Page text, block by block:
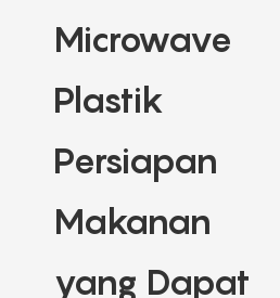
Microwave
Plastik
Persiapan
Makanan
yang Dapat